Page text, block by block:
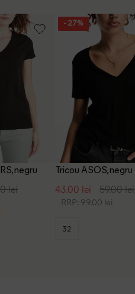
negru
lei
- 27%
Tricou ASOS, negru
43.00 lei 59.00 lei
RRP: 99.00 lei
32